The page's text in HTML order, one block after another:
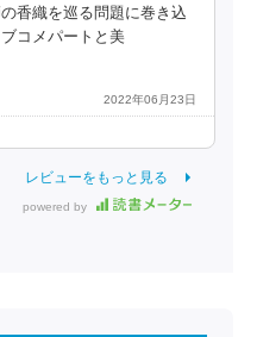
香織を巡る問題に巻き込
コメパートと美
2022年06月23日
レビューをもっと見る
powered by